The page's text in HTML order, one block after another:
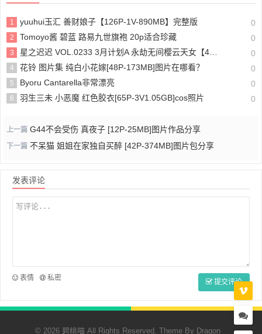
1 yuuhui玉汇 善财娘子【126P-1V-890MB】完整版 0
2 Tomoyo酱 碧蓝 路易九世旗袍 20p适合珍藏 0
3 星之迟迟 VOL.0233 3月计划A 永劫无间樱云天女【42P-268MB】完整版 0
4 花铃 图片集 纯白小花嫁[48P-173MB]图片在哪看？ 0
5 Byoru Cantarella非常漂亮 0
6 羽生三未 小恶魔 红色胶衣[65P-3V1.05GB]cos照片 0
上一篇 G44不会受伤 真夜子 [12P-25MB]图片作品分享
下一篇 不呆猫 姐姐在家独自买醉 [42P-374MB]图片包分享
发表评论
表情 私密 提交评论
© 2026 碧桃喵 All Rights Reserved. Theme By Dragon